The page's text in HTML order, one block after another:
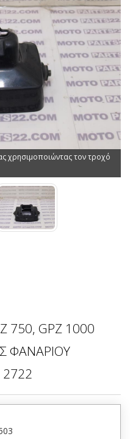
χρησιμοποιώντας τον τροχό
750, GPZ 1000
ΦΑΝΑΡΙΟΥ
2722